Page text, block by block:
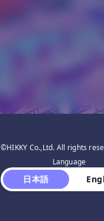
©HIKKY Co.,Ltd. All rights
Language
日本語